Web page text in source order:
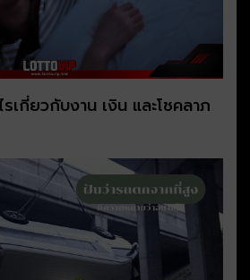
เกี่ยวกับงาน เงิน และโชคลาภ